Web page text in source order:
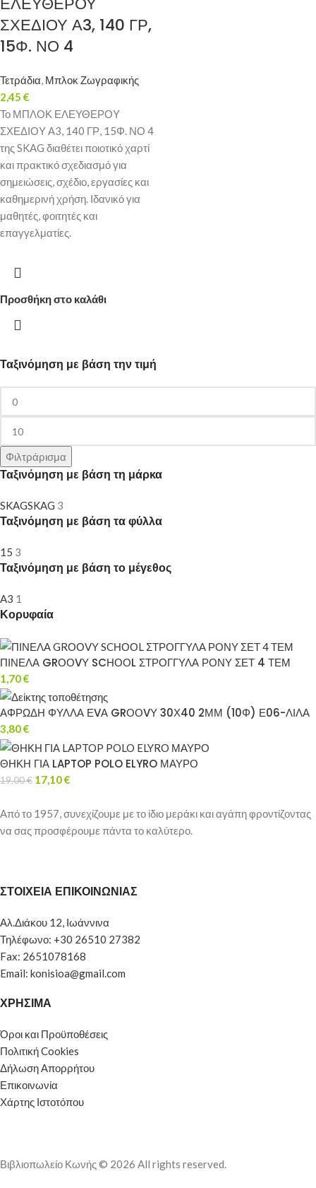
Ταξινόμηση με βάση την τιμή
Φιλτράρισμα
Ταξινόμηση με βάση τη μάρκα
SKAGSKAG 3
Ταξινόμηση με βάση τα φύλλα
15 3
Ταξινόμηση με βάση το μέγεθος
A3 1
Κορυφαία
ΠΙΝΕΛΑ GRΟΟVΥ SCΗΟΟL ΣΤΡΟΓΓΥΛΑ ΡΟΝΥ ΣΕΤ 4 ΤΕΜ
1,70€
ΑΦΡΩΔΗ ΦΥΛΛΑ ΕVΑ GRΟΟVΥ 30Χ40 2ΜΜ (10Φ) Ε06-ΛΙΛΑ
3,80€
ΘΗΚΗ ΓΙΑ LAPTOP POLO ELYRO ΜΑΥΡΟ
19,00€ 17,10€
ΣΧΕΔΙΟΥ Α3, 140 ΓΡ,
15Φ. ΝΟ 4
Τετράδια, Μπλοκ Ζωγραφικής
2,45 €
Το ΜΠΛΟΚ ΕΛΕΥΘΕΡΟΥ
ΣΧΕΔΙΟΥ Α3, 140 ΓΡ, 15Φ. ΝΟ 4
της SKAG διαθέτει ποιοτικό χαρτί
και πρακτικό σχεδιασμό για
σημειώσεις, σχέδιο, εργασίες και
καθημερινή χρήση. Ιδανικό για
μαθητές, φοιτητές και
επαγγελματίες.
Προσθήκη στο καλάθι
Από το 1957, συνεχίζουμε με το ίδιο μεράκι και αγάπη φροντίζοντας
να σας προσφέρουμε πάντα το καλύτερο.
ΣΤΟΙΧΕΙΑ ΕΠΙΚΟΙΝΩΝΙΑΣ
Αλ.Διάκου 12, Ιωάννινα
Τηλέφωνο: +30 26510 27382
Fax: 2651078168
Email: konisioa@gmail.com
ΧΡΗΣΙΜΑ
Όροι και Προϋποθέσεις
Πολιτική Cookies
Δήλωση Απορρήτου
Επικοινωνία
Χάρτης Ιστοτόπου
Βιβλιοπωλείο Κωνής © 2026 All rights reserved.